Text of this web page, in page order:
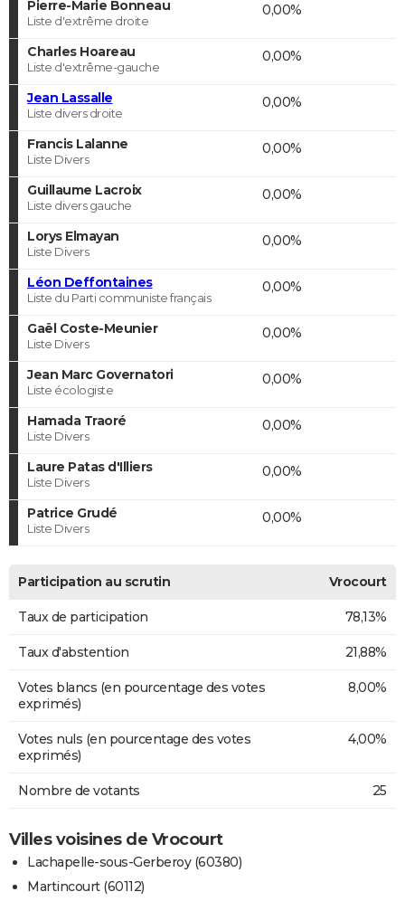
Pierre-Marie Bonneau
Liste d'extrême droite
0,00%
Charles Hoareau
Liste d'extrême-gauche
0,00%
Jean Lassalle
Liste divers droite
0,00%
Francis Lalanne
Liste Divers
0,00%
Guillaume Lacroix
Liste divers gauche
0,00%
Lorys Elmayan
Liste Divers
0,00%
Léon Deffontaines
Liste du Parti communiste français
0,00%
Gaël Coste-Meunier
Liste Divers
0,00%
Jean Marc Governatori
Liste écologiste
0,00%
Hamada Traoré
Liste Divers
0,00%
Laure Patas d'Illiers
Liste Divers
0,00%
Patrice Grudé
Liste Divers
0,00%
Participation au scrutin Vrocourt
Taux de participation 78,13%
Taux d'abstention 21,88%
Votes blancs (en pourcentage des votes
exprimés)
8,00%
Votes nuls (en pourcentage des votes
exprimés)
4,00%
Nombre de votants 25
Villes voisines de Vrocourt
Lachapelle-sous-Gerberoy (60380)
Martincourt (60112)